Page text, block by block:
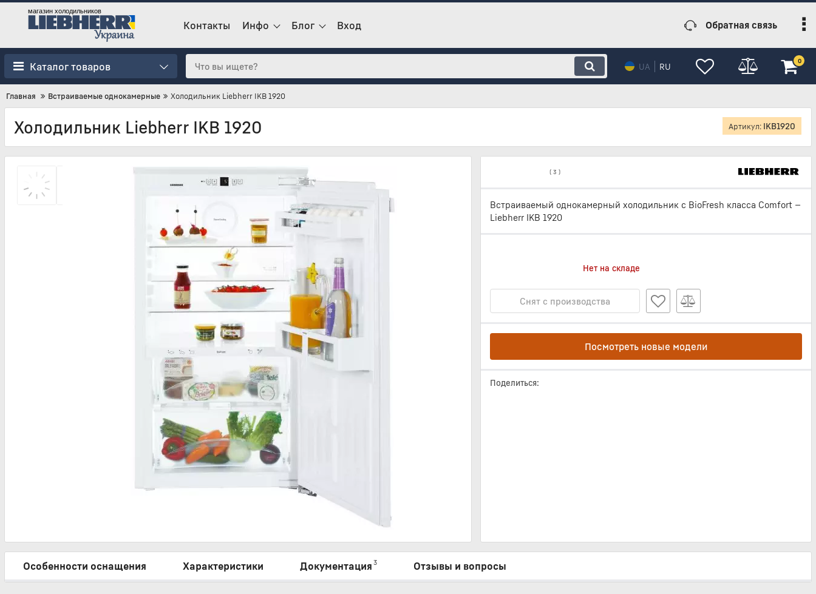
магазин холодильников
Контакты Инфо Блог Вход Обратная связь
Каталог товаров RU
UA
0
Главная Встраиваемые однокамерные Холодильник Liebherr IKB 1920
Холодильник Liebherr IKB 1920 Артикул: IKB1920
( 3 )
Встраиваемый однокамерный холодильник с BioFresh класса Comfort —
Liebherr IKB 1920
Нет на складе
Снят с производства
Посмотреть новые модели
Поделиться:
Особенности оснащения Характеристики Документация 3 Отзывы и вопросы